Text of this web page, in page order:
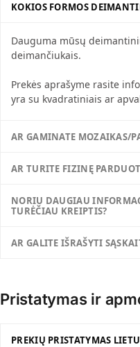
KOKIOS FORMOS
Dauguma mūsų
deimančiukais.
Prekės aprašyme rasite
yra su kvadratiniais ar
AR GAMINATE MOZAIKAS/
AR TURITE FIZINĘ
NORIU DAUGIAU
TURĖČIAU KREIPTIS?
AR GALITE IŠRAŠYTI
Pristatymas ir
PREKIŲ PRISTATYMAS